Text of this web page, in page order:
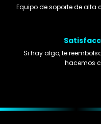
Equipo de soporte de
Si hay algo, te
hacemos